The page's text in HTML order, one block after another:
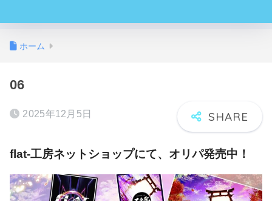
ホーム
06
2025年12月5日
flat-工房ネットショップにて、オリパ発売中！